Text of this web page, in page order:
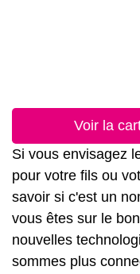
Voir la
Si vous envisagez
pour votre fils ou
savoir si c'est un
vous êtes sur le
nouvelles
sommes plus